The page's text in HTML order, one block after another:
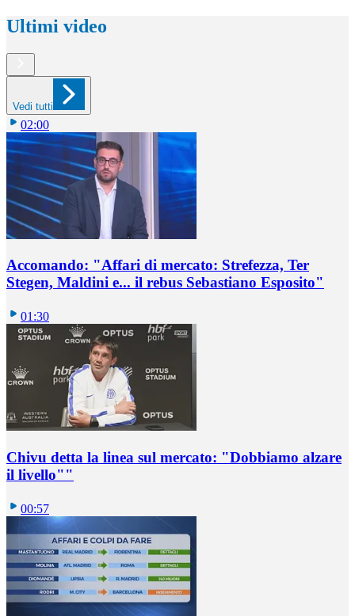
Ultimi video
Vedi tutti
02:00
Accomando: "Affari di mercato: Strefezza, Ter
Stegen, Maldini e... il rebus Sebastiano Esposito"
01:30
Chivu detta la linea sul mercato: "Dobbiamo alzare
il livello""
00:57